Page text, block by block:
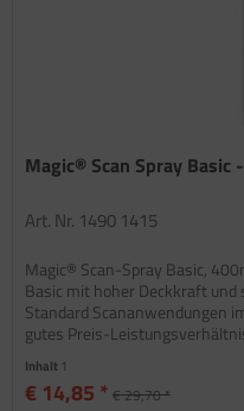
Magic® Scan Spray Basic
Art. Nr. 1490 1415
Magic® Scan-Spray Basic,
Basic mit hoher Deckkraft
Standard Scananwendungen
gutes Preis-
Inhalt 1
€ 14,85 * € 29,70 *